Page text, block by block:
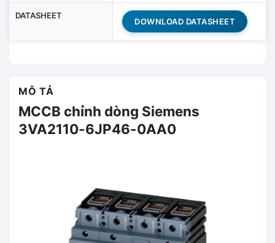
DATASHEET
DOWNLOAD DATASHEET
MÔ TẢ
MCCB chỉnh dòng Siemens
3VA2110-6JP46-0AA0